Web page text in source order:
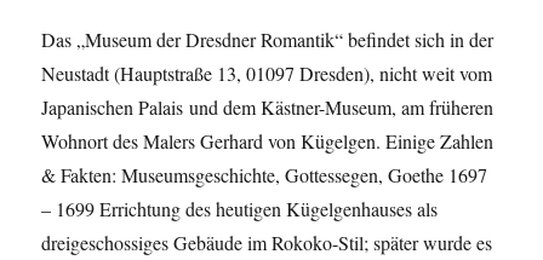
Das „Museum der Dresdner Romantik“ befindet sich in der
Neustadt (Hauptstraße 13, 01097 Dresden), nicht weit vom
Japanischen Palais und dem Kästner-Museum, am früheren
Wohnort des Malers Gerhard von Kügelgen. Einige Zahlen
& Fakten: Museumsgeschichte, Gottessegen, Goethe 1697
– 1699 Errichtung des heutigen Kügelgenhauses als
dreigeschossiges Gebäude im Rokoko-Stil; später wurde es